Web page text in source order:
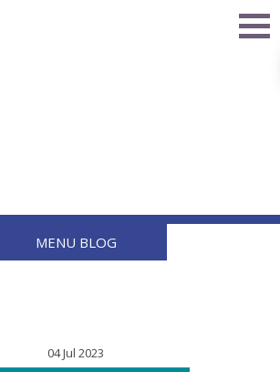
MENU BLOG
04 Jul 2023